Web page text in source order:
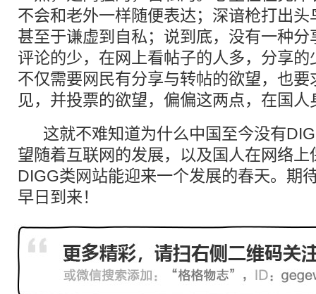
不会和老外一样随便表达；深谙枪打出
甚至于谦虚到自私；说到底，没有一种
评论的少，在网上看帖子的人多，分享
不仅需要网民有分享与转帖的欲望，也
见，并投票的欲望，偏偏这两点，在国
这就不难知道为什么中国至今没有
望随着互联网的发展，以及国人在网络
DIGG类网站能迎来一个发展的春天。期
早日到来！